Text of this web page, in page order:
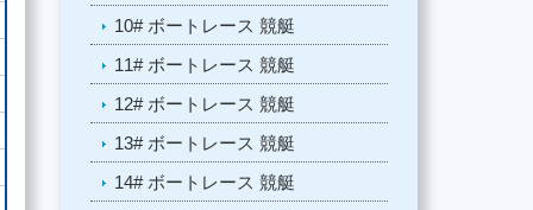
10# ボートレース 競艇
11# ボートレース 競艇
12# ボートレース 競艇
13# ボートレース 競艇
14# ボートレース 競艇